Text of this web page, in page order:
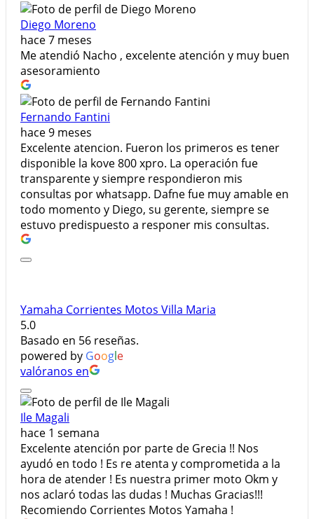
Diego Moreno
hace 7 meses
Me atendió Nacho , excelente atención y muy buen
asesoramiento
Fernando Fantini
hace 9 meses
Excelente atencion. Fueron los primeros es tener
disponible la kove 800 xpro. La operación fue
transparente y siempre respondieron mis
consultas por whatsapp. Dafne fue muy amable en
todo momento y Diego, su gerente, siempre se
estuvo predispuesto a responer mis consultas.
Yamaha Corrientes Motos Villa Maria
5.0
Basado en 56 reseñas.
powered by Google
valóranos en
Ile Magali
hace 1 semana
Excelente atención por parte de Grecia !! Nos
ayudó en todo ! Es re atenta y comprometida a la
hora de atender ! Es nuestra primer moto Okm y
nos aclaró todas las dudas ! Muchas Gracias!!!
Recomiendo Corrientes Motos Yamaha !